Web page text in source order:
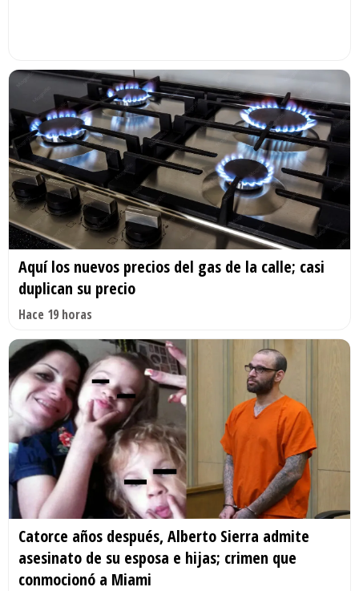
Aquí los nuevos precios del gas de la calle; casi
duplican su precio
Hace 19 horas
Catorce años después, Alberto Sierra admite
asesinato de su esposa e hijas; crimen que
conmocionó a Miami